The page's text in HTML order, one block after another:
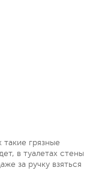
грязные
в туалетах стены
за ручку взяться